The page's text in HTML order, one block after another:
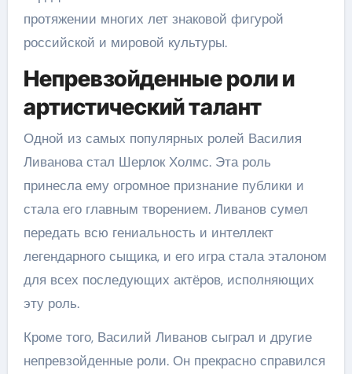
протяжении многих лет знаковой фигурой
российской и мировой культуры.
Непревзойденные роли и
артистический талант
Одной из самых популярных ролей Василия
Ливанова стал Шерлок Холмс. Эта роль
принесла ему огромное признание публики и
стала его главным творением. Ливанов сумел
передать всю гениальность и интеллект
легендарного сыщика, и его игра стала эталоном
для всех последующих актёров, исполняющих
эту роль.
Кроме того, Василий Ливанов сыграл и другие
непревзойденные роли. Он прекрасно справился